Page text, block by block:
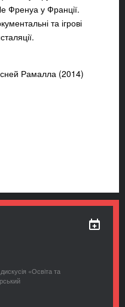
Френуа у Франції.
та ігрові
Рамалла (2014)
«Освіта та